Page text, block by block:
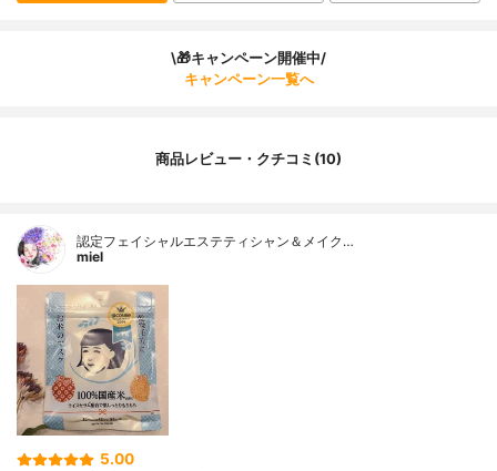
\🎁キャンペーン開催中/
キャンペーン一覧へ
商品レビュー・クチコミ(10)
認定フェイシャルエステティシャン＆メイク…
miel
5.00